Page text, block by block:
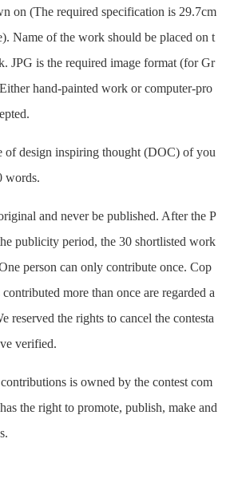
on (The required specification is 29.7cm
Name of the work should be placed on t
JPG is the required image format (for Gr
hand-painted work or computer-pro
of design inspiring thought (DOC) of you
words.
and never be published. After the P
publicity period, the 30 shortlisted work
person can only contribute once. Cop
more than once are regarded a
reserved the rights to cancel the contesta
verified.
is owned by the contest com
the right to promote, publish, make and